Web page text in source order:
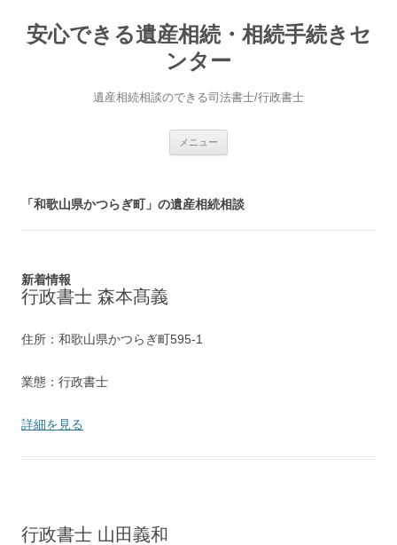
安心できる遺産相続・相続手続きセ
ンター
遺産相続相談のできる司法書士/行政書士
メニュー
へ
ス
「和歌山県かつらぎ町」の遺産相続相談
新着情報
行政書士 森本髙義
住所：和歌山県かつらぎ町595-1
業態：行政書士
詳細を見る
行政書士 山田義和